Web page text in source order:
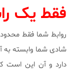
فقط یک
روابط شما فقط
شادی شما وابسته به
دارد و آن این است